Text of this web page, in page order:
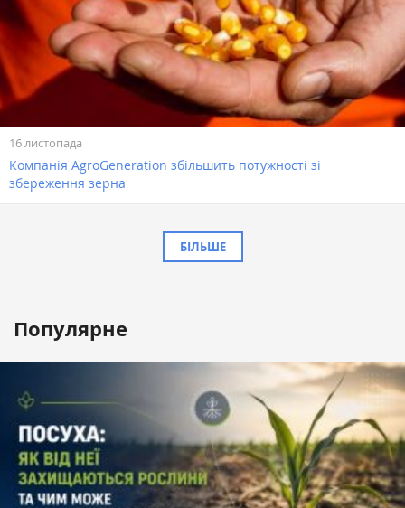
16 листопада
Компанія AgroGeneration збільшить потужності зі
збереження зерна
БІЛЬШЕ
Популярне